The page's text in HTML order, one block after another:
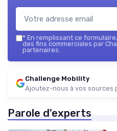
* En remplissant ce
des fins commerciales par
partenaires.
Challenge Mobility
Ajoutez-nous à vos sources
Parole d'experts